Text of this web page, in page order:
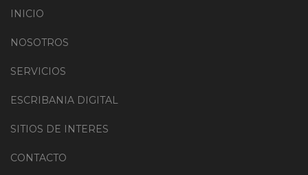
INICIO
NOSOTROS
SERVICIOS
ESCRIBANIA DIGITAL
SITIOS DE INTERES
CONTACTO